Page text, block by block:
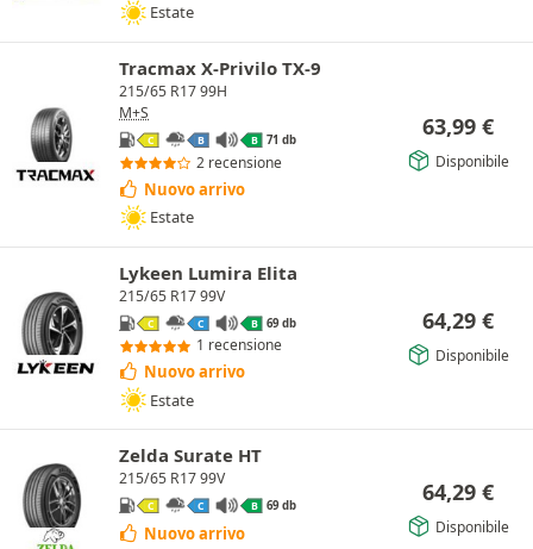
Estate
Tracmax X-Privilo TX-9
215/65 R17 99H
M+S
C B B 71 db
2 recensione
Nuovo arrivo
Estate
63,99 €
Disponibile
Lykeen Lumira Elita
215/65 R17 99V
C C B 69 db
1 recensione
Nuovo arrivo
Estate
64,29 €
Disponibile
Zelda Surate HT
215/65 R17 99V
C C B 69 db
Nuovo arrivo
64,29 €
Disponibile